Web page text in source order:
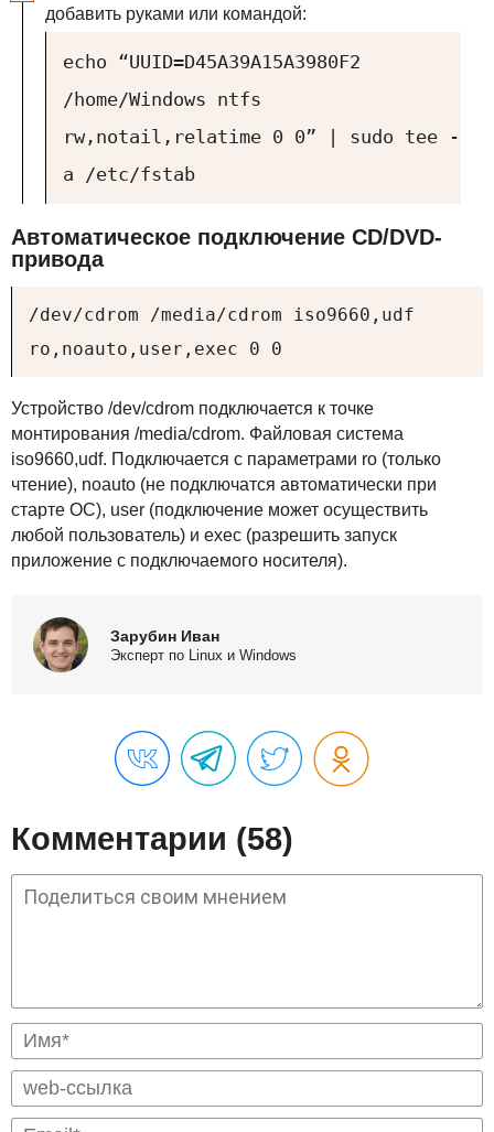
добавить руками или командой:
echo “UUID=D45A39A15A3980F2
/home/Windows ntfs
rw,notail,relatime 0 0” | sudo tee -
a /etc/fstab
Автоматическое подключение CD/DVD-
привода
/dev/cdrom /media/cdrom iso9660,udf
ro,noauto,user,exec 0 0
Устройство /dev/cdrom подключается к точке
монтирования /media/cdrom. Файловая система
iso9660,udf. Подключается с параметрами ro (только
чтение), noauto (не подключатся автоматически при
старте ОС), user (подключение может осуществить
любой пользователь) и exec (разрешить запуск
приложение с подключаемого носителя).
Зарубин Иван
Эксперт по Linux и Windows
Комментарии (58)